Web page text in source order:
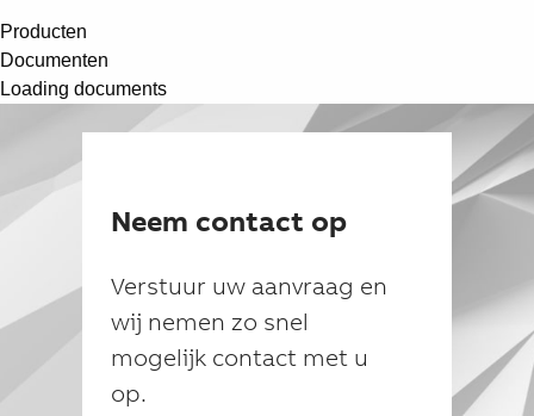
Producten
Documenten
Loading documents
Neem contact op
Verstuur uw aanvraag en
wij nemen zo snel
mogelijk contact met u
op.